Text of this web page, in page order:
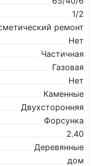
1/2
ремонт
Нет
Частичная
Газовая
Нет
Каменные
Двухсторонняя
Форсунка
2.40
Деревянные
дом